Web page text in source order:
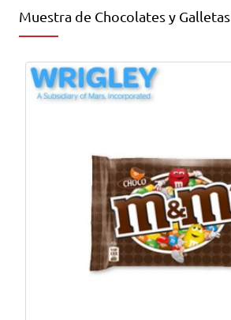
Muestra de Chocolates y Galletas